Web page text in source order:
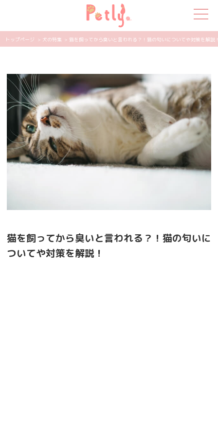
猫の特集
ペット用品
飼い主さんの悩み
ペットの気持ち
知って得する
トップページ > 犬の特集 > 猫を飼ってから臭いと言われる？！猫の匂いについてや対策を解説
猫を飼ってから臭いと言われる？！猫の匂いに
ついてや対策を解説！